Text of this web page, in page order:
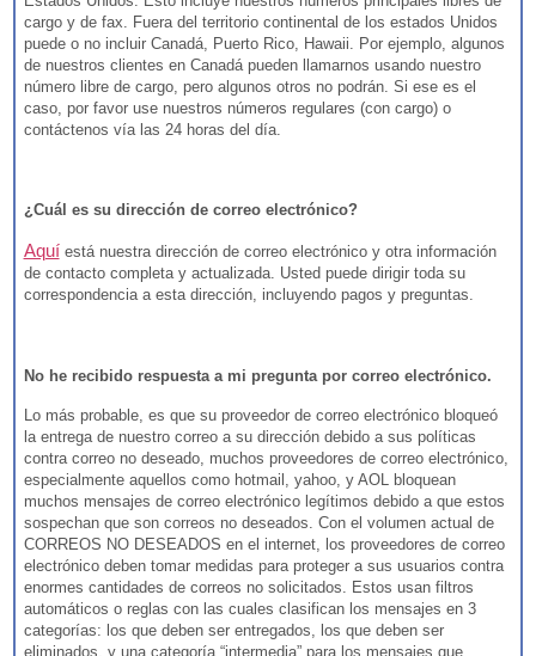
cargo y de fax. Fuera del territorio continental de los estados Unidos
puede o no incluir Canadá, Puerto Rico, Hawaii. Por ejemplo, algunos
de nuestros clientes en Canadá pueden llamarnos usando nuestro
número libre de cargo, pero algunos otros no podrán. Si ese es el
caso, por favor use nuestros números regulares (con cargo) o
contáctenos vía las 24 horas del día.
¿Cuál es su dirección de correo electrónico?
Aquí está nuestra dirección de correo electrónico y otra información
de contacto completa y actualizada. Usted puede dirigir toda su
correspondencia a esta dirección, incluyendo pagos y preguntas.
No he recibido respuesta a mi pregunta por correo electrónico.
Lo más probable, es que su proveedor de correo electrónico bloqueó
la entrega de nuestro correo a su dirección debido a sus políticas
contra correo no deseado, muchos proveedores de correo electrónico,
especialmente aquellos como hotmail, yahoo, y AOL bloquean
muchos mensajes de correo electrónico legítimos debido a que estos
sospechan que son correos no deseados. Con el volumen actual de
CORREOS NO DESEADOS en el internet, los proveedores de correo
electrónico deben tomar medidas para proteger a sus usuarios contra
enormes cantidades de correos no solicitados. Estos usan filtros
automáticos o reglas con las cuales clasifican los mensajes en 3
categorías: los que deben ser entregados, los que deben ser